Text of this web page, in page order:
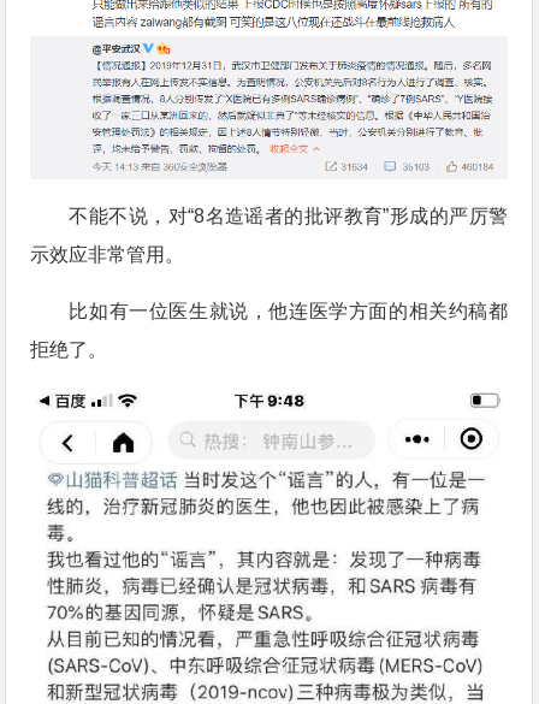
不能不说，对“8名造谣者的批评教育”形成的严厉警
示效应非常管用。
比如有一位医生就说，他连医学方面的相关约稿都
拒绝了。